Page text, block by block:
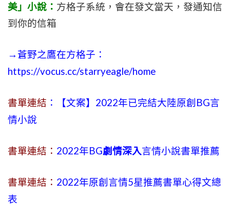
美」小說： 方格子系統，會在發文當天，發通知信
到你的信箱
→蒼野之鷹在方格子：
https://vocus.cc/starryeagle/home
書單連結 ：【文案】2022年已完結大陸原創BG言
情小說
書單連結： 2022年BG劇情深入言情小說書單推薦
書單連結： 2022年原創言情5星推薦書單心得文總
表